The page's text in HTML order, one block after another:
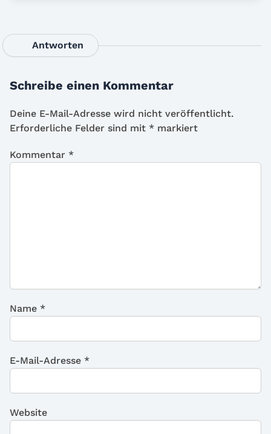
Antworten
Schreibe einen Kommentar
Deine E-Mail-Adresse wird nicht veröffentlicht.
Erforderliche Felder sind mit * markiert
Kommentar *
Name *
E-Mail-Adresse *
Website